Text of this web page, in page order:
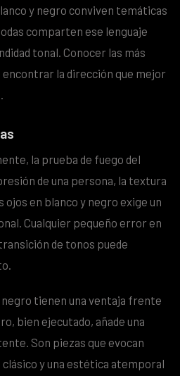
y negro conviven temáticas
comparten ese lenguaje
tonal. Conocer las más
encontrar la dirección que mejor
la prueba de fuego del
de una persona, la textura
ojos en blanco y negro exige un
Cualquier pequeño error en
de tonos puede
tienen una ventaja frente
bien ejecutado, añade una
Son piezas que evocan
y una estética atemporal